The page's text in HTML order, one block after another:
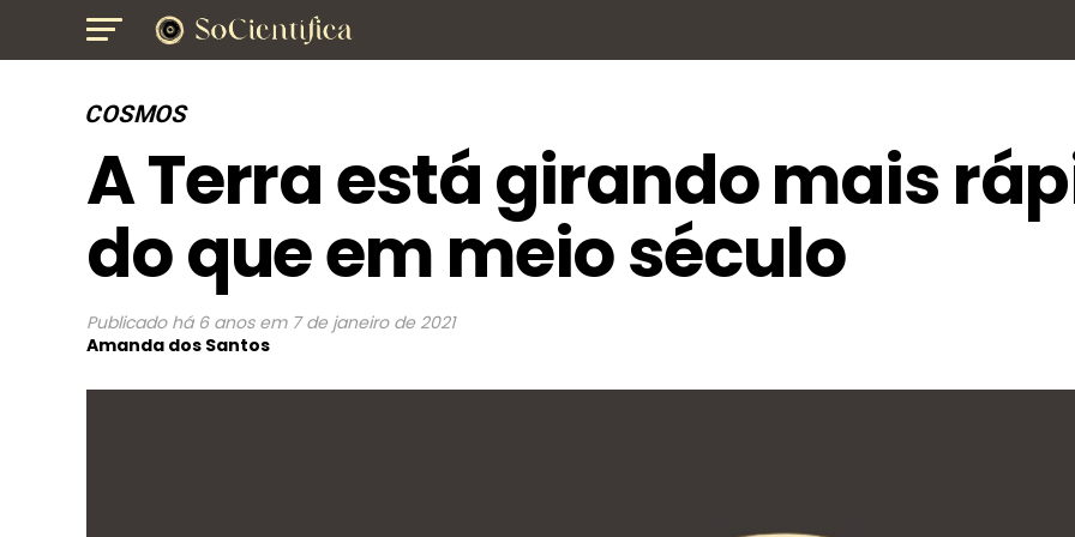
COSMOS
A Terra está girando mais
do que em meio século
Publicado há 6 anos em 7 de janeiro de 2021
Amanda dos Santos